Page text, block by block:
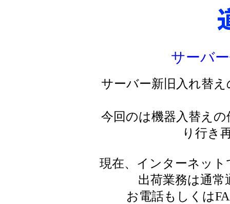
サーバ
サーバー新旧入れ替
今回のは機器入替え
り行き
現在、インターネッ
出荷業務は通
お電話もしくは